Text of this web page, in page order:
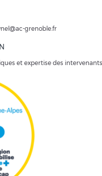
grenoble.fr
et expertise des intervenants